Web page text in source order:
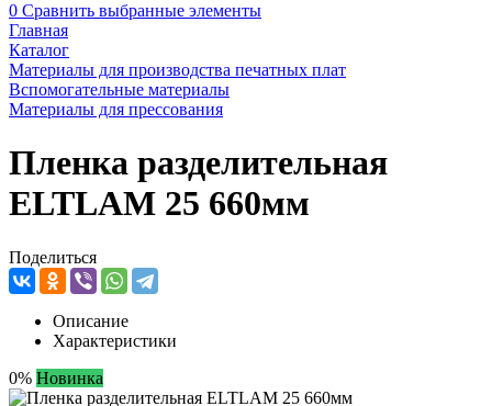
0 Сравнить выбранные элементы
Главная
Каталог
Материалы для производства печатных плат
Вспомогательные материалы
Материалы для прессования
Пленка разделительная
ELTLAM 25 660мм
Поделиться
Описание
Характеристики
0% Новинка